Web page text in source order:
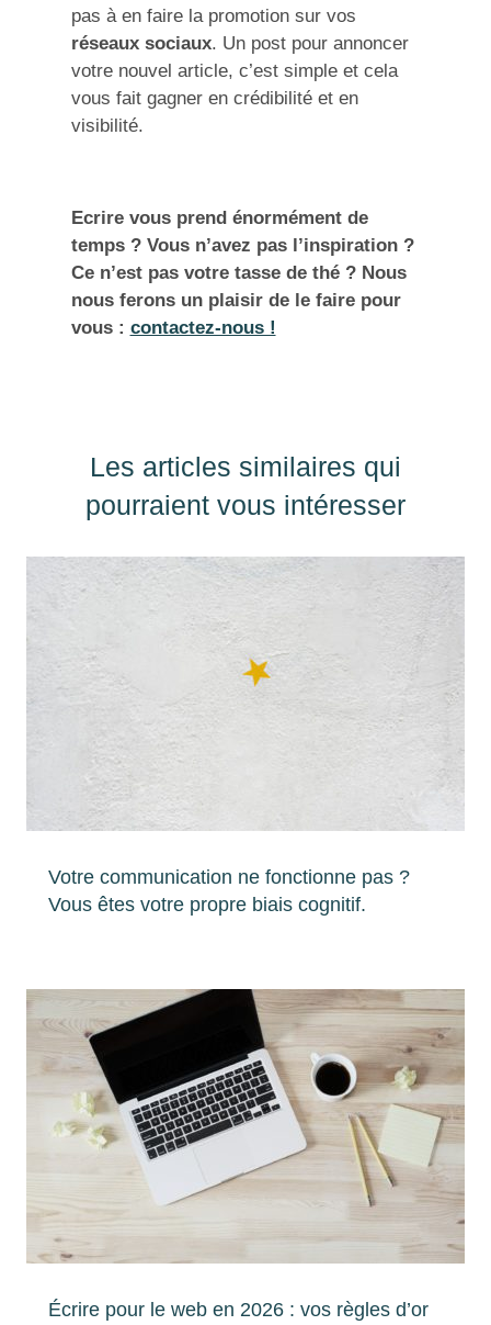
pas à en faire la promotion sur vos
réseaux sociaux. Un post pour annoncer
votre nouvel article, c’est simple et cela
vous fait gagner en crédibilité et en
visibilité.
Ecrire vous prend énormément de
temps ? Vous n’avez pas l’inspiration ?
Ce n’est pas votre tasse de thé ? Nous
nous ferons un plaisir de le faire pour
vous : contactez-nous !
Les articles similaires qui
pourraient vous intéresser
Votre communication ne fonctionne pas ?
Vous êtes votre propre biais cognitif.
Écrire pour le web en 2026 : vos règles d’or